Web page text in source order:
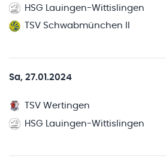
HSG Lauingen-Wittislingen
TSV Schwabmünchen II
Sa, 27.01.2024
TSV Wertingen
HSG Lauingen-Wittislingen